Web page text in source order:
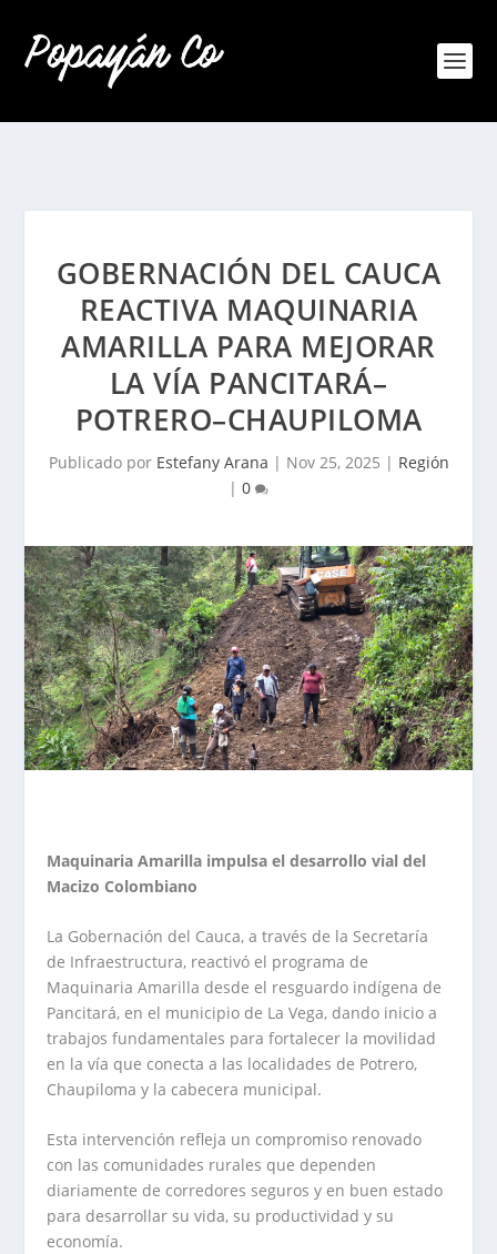
GOBERNACIÓN DEL CAUCA
REACTIVA MAQUINARIA
AMARILLA PARA MEJORAR
LA VÍA PANCITARÁ–
POTRERO–CHAUPILOMA
Publicado por Estefany Arana | Nov 25, 2025 | Región
| 0
Maquinaria Amarilla impulsa el desarrollo vial del
Macizo Colombiano
La Gobernación del Cauca, a través de la Secretaría
de Infraestructura, reactivó el programa de
Maquinaria Amarilla desde el resguardo indígena de
Pancitará, en el municipio de La Vega, dando inicio a
trabajos fundamentales para fortalecer la movilidad
en la vía que conecta a las localidades de Potrero,
Chaupiloma y la cabecera municipal.
Esta intervención refleja un compromiso renovado
con las comunidades rurales que dependen
diariamente de corredores seguros y en buen estado
para desarrollar su vida, su productividad y su
economía.